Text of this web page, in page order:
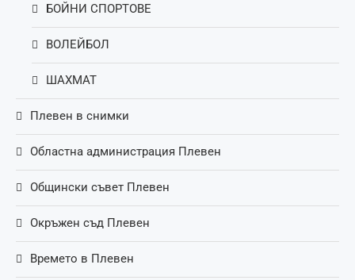
БОЙНИ СПОРТОВЕ
ВОЛЕЙБОЛ
ШАХМАТ
Плевен в снимки
Областна администрация Плевен
Общински съвет Плевен
Окръжен съд Плевен
Времето в Плевен